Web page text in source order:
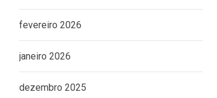
fevereiro 2026
janeiro 2026
dezembro 2025